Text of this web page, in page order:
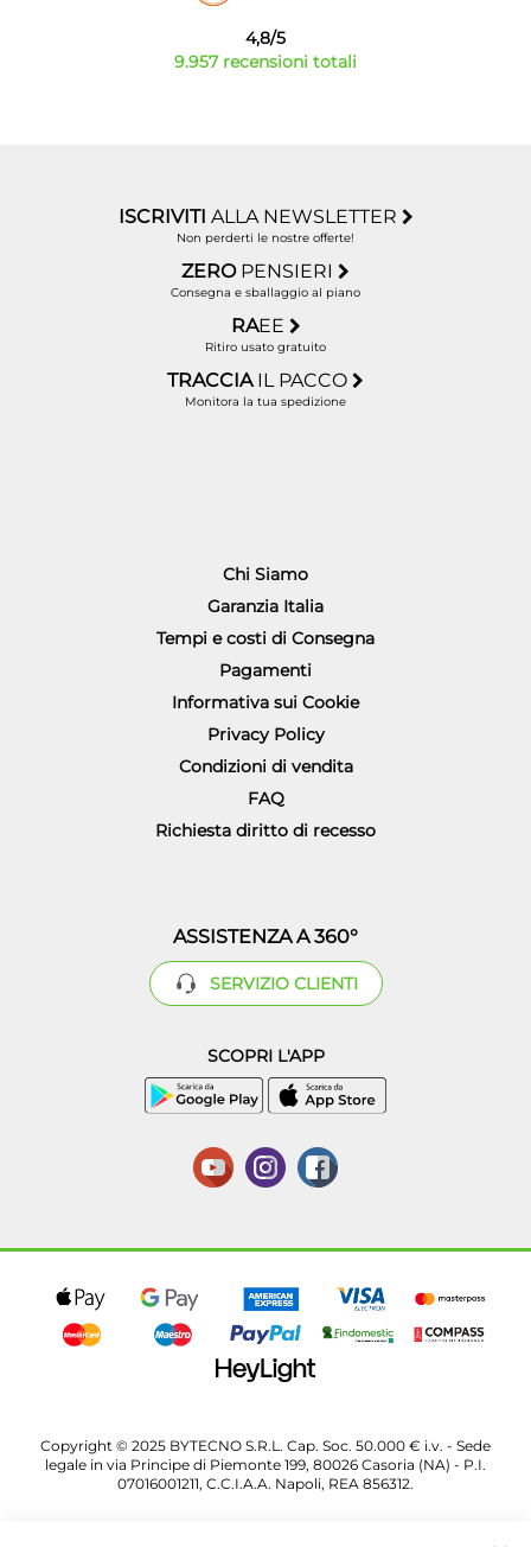
4,8/5
9.957 recensioni totali
ISCRIVITI ALLA NEWSLETTER
Non perderti le nostre offerte!
ZERO PENSIERI
Consegna e sballaggio al piano
RAEE
Ritiro usato gratuito
TRACCIA IL PACCO
Monitora la tua spedizione
Chi Siamo
Garanzia Italia
Tempi e costi di Consegna
Pagamenti
Informativa sui Cookie
Privacy Policy
Condizioni di vendita
FAQ
Richiesta diritto di recesso
ASSISTENZA A 360°
SERVIZIO CLIENTI
SCOPRI L'APP
Copyright © 2025 BYTECNO S.R.L. Cap. Soc. 50.000 € i.v. - Sede
legale in via Principe di Piemonte 199, 80026 Casoria (NA) - P.I.
07016001211, C.C.I.A.A. Napoli, REA 856312.